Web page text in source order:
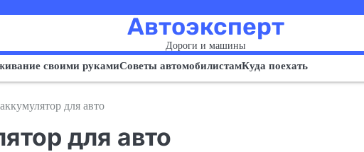
Автоэксперт
Дороги и машины
своими рукамиСоветы автомобилистамКуда поехать
для авто
для авто